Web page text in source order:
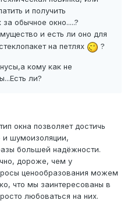
и получить
обычное окно.....?
и есть ли оно для
на петлях
?
кому как не
ли?
окна позволяет достичь
и шумоизоляции,
большей надёжности.
дороже, чем у
ценообразования можем
что мы заинтересованы в
любоваться на них.